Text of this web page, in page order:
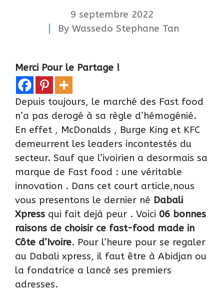
9 septembre 2022
By Wassedo Stephane Tan
Merci Pour le Partage !
Depuis toujours, le marché des Fast food
n’a pas derogé à sa règle d’hémogénié.
En effet , McDonalds , Burge King et KFC
demeurrent les leaders incontestés du
secteur. Sauf que l’ivoirien a desormais sa
marque de Fast food : une véritable
innovation . Dans cet court article,nous
vous presentons le dernier né Dabali
Xpress qui fait dejà peur . Voici 06 bonnes
raisons de choisir ce fast-food made in
Côte d’Ivoire. Pour l’heure pour se regaler
au Dabali xpress, il faut être à Abidjan ou
la fondatrice a lancé ses premiers
adresses.